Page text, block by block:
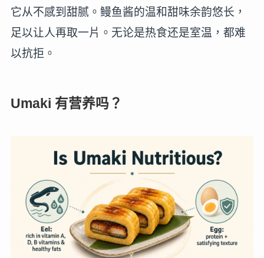
它从不感到甜腻。鳗鱼酱的温和甜味余韵悠长，
足以让人再取一片。无论是热食还是室温，都难
以抗拒。
Umaki 有营养吗？